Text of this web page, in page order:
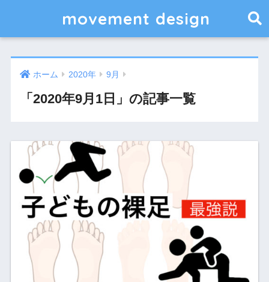
movement design
ホーム 2020年 9月
「2020年9月1日」の記事一覧